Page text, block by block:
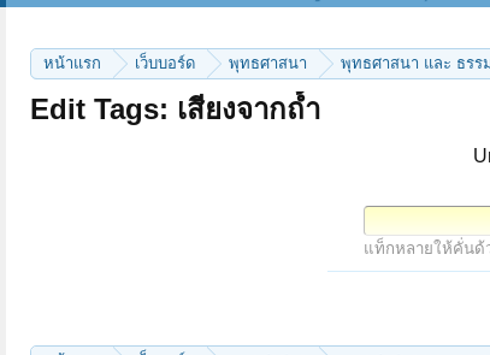
หน้าแรก เว็บบอร์ด พุทธศาสนา พุทธศาสนา และ ธรร
Edit Tags: เสียงจากถ้ำ
แท็กหลายให้คั่นด้